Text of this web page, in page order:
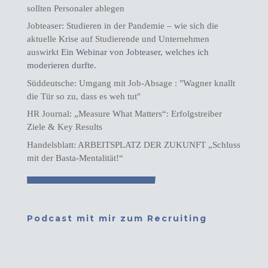
sollten Personaler ablegen
Jobteaser: Studieren in der Pandemie – wie sich die
aktuelle Krise auf Studierende und Unternehmen
auswirktEin Webinar von Jobteaser, welches ich
moderieren durfte.
Süddeutsche: Umgang mit Job-Absage : "Wagner knallt
die Tür so zu, dass es weh tut"
HR Journal: „Measure What Matters“: Erfolgstreiber
Ziele & Key Results
Handelsblatt: ARBEITSPLATZ DER ZUKUNFT „Schluss
mit der Basta-Mentalität!“
Podcast mit mir zum Recruiting